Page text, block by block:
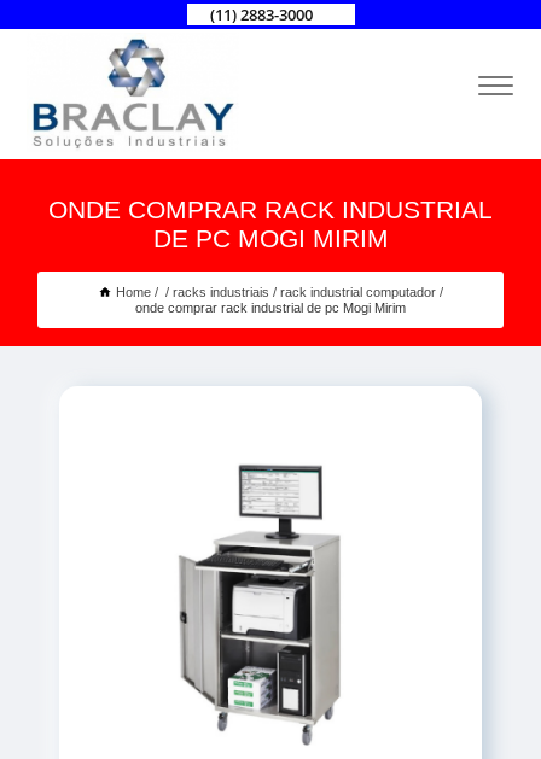
(11) 2883-3000
ONDE COMPRAR RACK INDUSTRIAL
DE PC MOGI MIRIM
Home racks industriais
rack industrial computador
onde comprar rack industrial de pc Mogi Mirim